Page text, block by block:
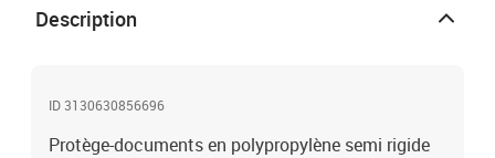
Description
ID 3130630856696
Protège-documents en polypropylène semi rigide